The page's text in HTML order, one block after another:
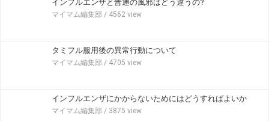
インフルエンザと普通の風邪はどう違うの?
マイマム編集部 / 4562 view
タミフル服用後の異常行動について
マイマム編集部 / 4705 view
インフルエンザにかからないためにはどうすればよいか
マイマム編集部 / 3875 view